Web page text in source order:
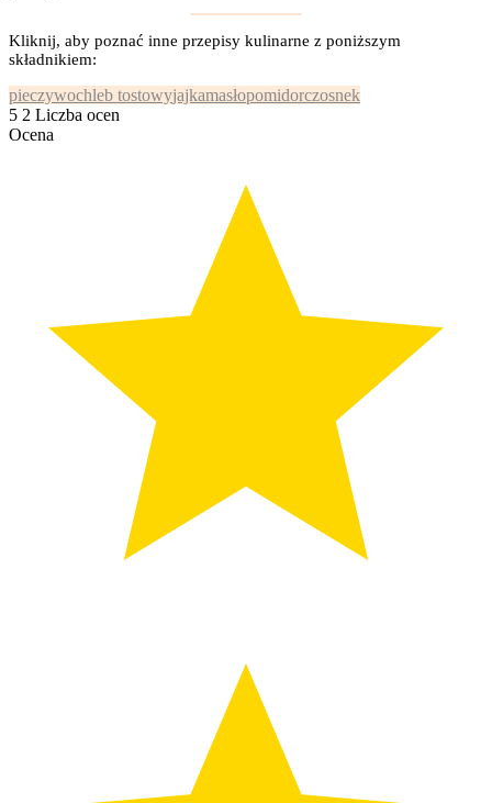
Kliknij, aby poznać inne przepisy kulinarne z poniższym
składnikiem:
pieczywochleb tostowyjajkamasłopomidorczosnek
5 2 Liczba ocen
Ocena